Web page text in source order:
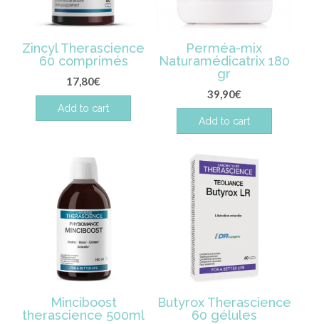
Zincyl Therascience
60 comprimés
17,80€
Add to cart
Perméa-mix
Naturamédicatrix 180
gr
39,90€
Add to cart
Minciboost
therascience 500ml
Butyrox Therascience
60 gélules